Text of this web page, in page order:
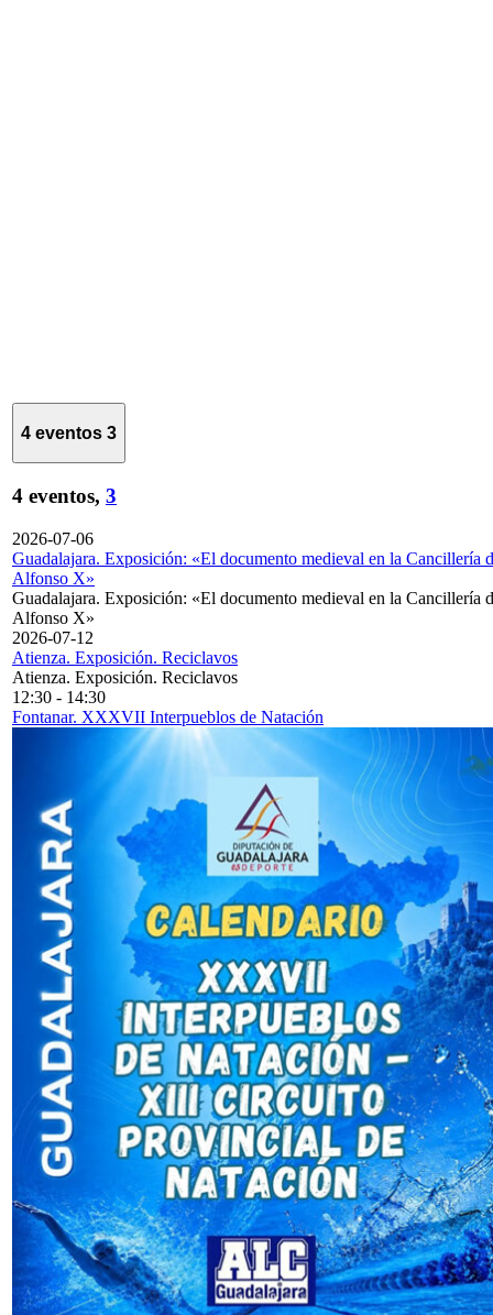
4 eventos 3
4 eventos, 3
2026-07-06
Guadalajara. Exposición: «El documento medieval en la Cancillería
Alfonso X»
Guadalajara. Exposición: «El documento medieval en la Cancillería
Alfonso X»
2026-07-12
Atienza. Exposición. Reciclavos
Atienza. Exposición. Reciclavos
12:30 - 14:30
Fontanar. XXXVII Interpueblos de Natación